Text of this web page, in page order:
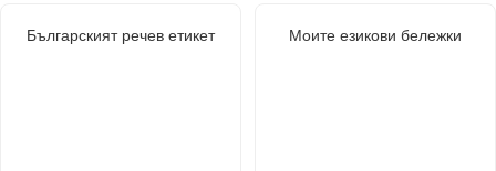
Българският речев етикет Моите езикови бележки